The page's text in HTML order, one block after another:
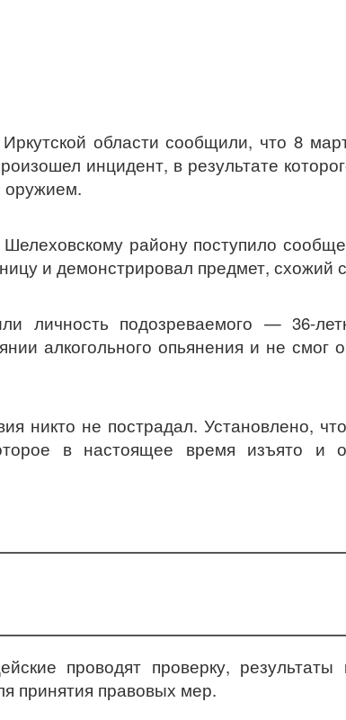
области сообщили, что 8
инцидент, в результате
району поступило
и демонстрировал предмет, схожий
личность подозреваемого — 36-
алкогольного опьянения и не смог
никто не пострадал. Установлено,
в настоящее время изъято и
проводят проверку, результаты
принятия правовых мер.